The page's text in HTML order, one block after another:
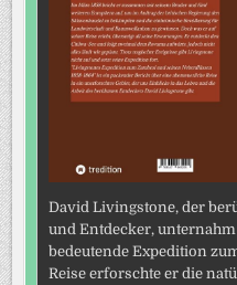
David Livingstone, der
und Entdecker, unternahm
bedeutende Expedition
Reise erforschte er die